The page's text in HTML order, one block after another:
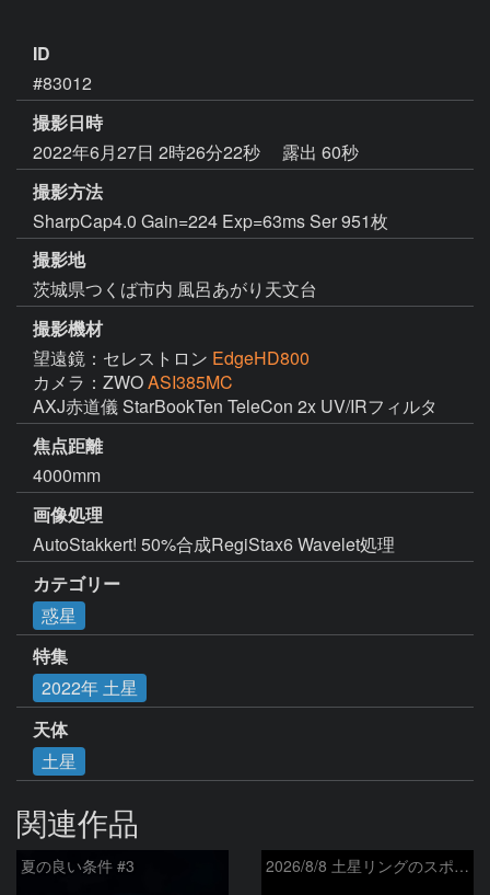
ID
#83012
撮影日時
2022年6月27日 2時26分22秒
露出 60秒
撮影方法
SharpCap4.0 Gain=224 Exp=63ms Ser 951枚
撮影地
茨城県つくば市内 風呂あがり天文台
撮影機材
望遠鏡：セレストロン EdgeHD800
カメラ：ZWOASI385MC
焦点距離
4000mm
画像処理
カテゴリー
惑星
特集
2022年 土星
天体
土星
関連作品
夏の良い条件 #3 2026/8/8 土星リングのスポーク